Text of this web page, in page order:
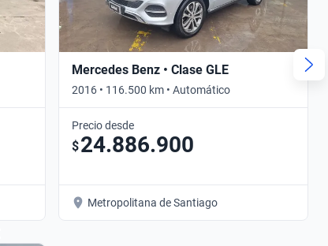
Mercedes Benz • Clase GLE
2016 • 116.500 km • Automático
Precio desde
$24.886.900
Metropolitana de Santiago